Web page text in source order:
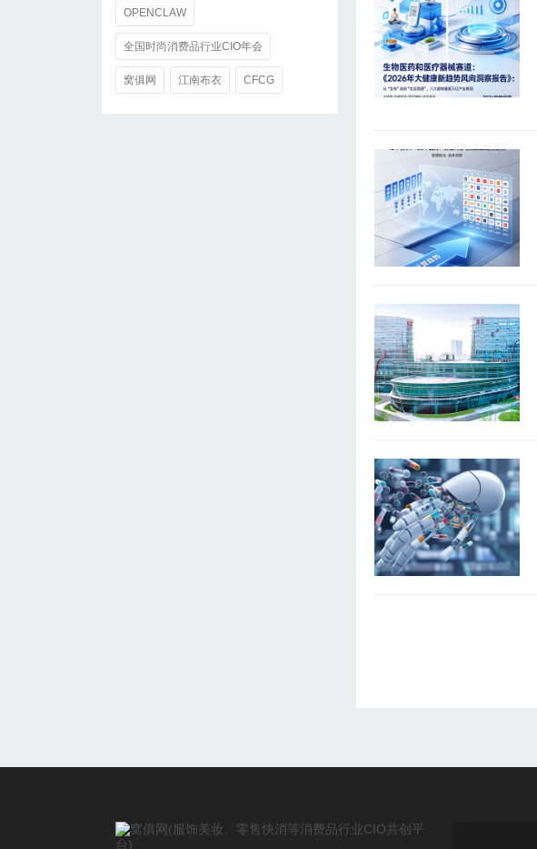
OPENCLAW
全国时尚消费品行业CIO年会
窝俱网 江南布衣 CFCG